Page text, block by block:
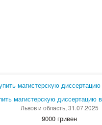
магистерскую диссертацию
Львов и область, 31.07.2025
9000 гривен